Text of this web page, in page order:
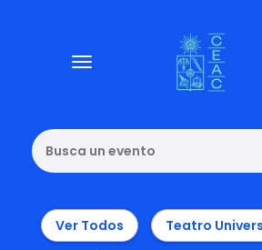
desplegar navegación
Busca un evento
Ver Todos Teatro